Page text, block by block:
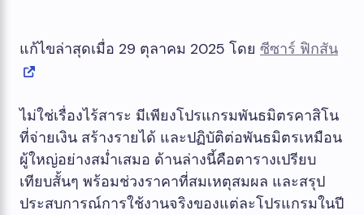
แก้ไขล่าสุดเมื่อ 29 ตุลาคม 2025 โดย ซีซาร์ ฟิกสัน
ไม่ใช่เรื่องไร้สาระ มีเพียงโปรแกรมพันธมิตรคาสิโน
ที่จ่ายเงิน สร้างรายได้ และปฏิบัติต่อพันธมิตรเหมือน
ผู้ใหญ่อย่างสม่ำเสมอ ด้านล่างนี้คือตารางเปรียบ
เทียบสั้นๆ พร้อมช่วงราคาที่สมเหตุสมผล และสรุป
ประสบการณ์การใช้งานจริงของแต่ละโปรแกรมในปี